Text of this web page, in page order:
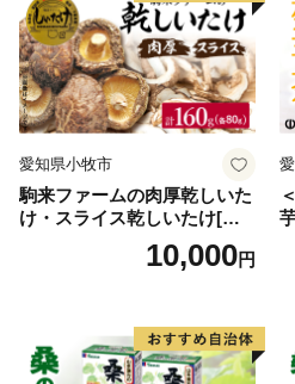
愛知県小牧市
駒来ファームの肉厚乾しいた
け・スライス乾しいたけ[極
上 肉厚 乾しいたけ 乾シイタ
ケ 乾椎茸 干ししいたけ 干し
10,000円